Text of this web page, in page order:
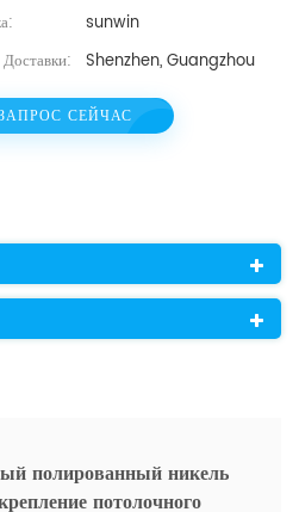
sunwin
Shenzhen, Guangzhou
СЕЙЧАС
полированный никель
потолочного